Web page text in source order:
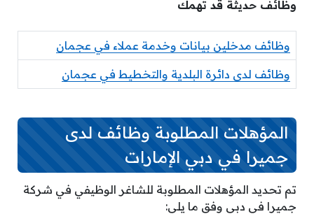
وظائف حديثة قد تهمك
وظائف مدخلين بيانات وخدمة عملاء في عجمان
وظائف لدى دائرة البلدية والتخطيط في عجمان
المؤهلات المطلوبة وظائف لدى
جميرا في دبي الإمارات
تم تحديد المؤهلات المطلوبة للشاغر الوظيفي في شركة
جميرا في دبي وفق ما يلي: